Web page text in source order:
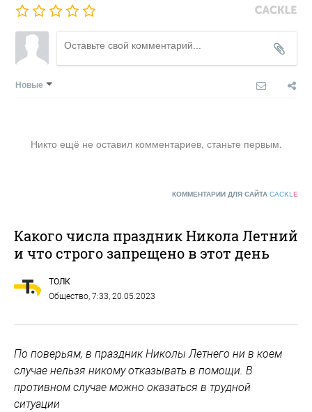
Новые
Никто ещё не оставил комментариев, станьте первым.
КОММЕНТАРИИ ДЛЯ САЙТА CACKL E
Какого числа праздник Никола Летний
и что строго запрещено в этот день
ТОЛК
Общество, 7:33, 20.05.2023
По поверьям, в праздник Николы Летнего ни в коем
случае нельзя никому отказывать в помощи. В
противном случае можно оказаться в трудной
ситуации